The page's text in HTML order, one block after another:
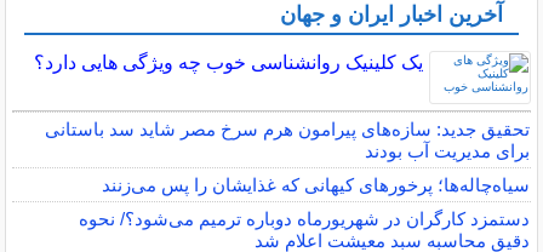
آخرین اخبار ایران و جهان
یک کلینیک روانشناسی خوب چه ویژگی هایی دارد؟
تحقیق جدید: سازه‌های پیرامون هرم سرخ مصر شاید سد باستانی
برای مدیریت آب بودند
سیاه‌چاله‌ها؛ پرخورهای کیهانی که غذایشان را پس می‌زنند
دستمزد کارگران در شهریورماه دوباره ترمیم می‌شود؟/ نحوه
دقیق محاسبه سبد معیشت اعلام شد